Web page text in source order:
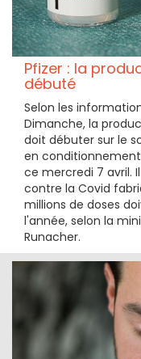
Pfizer : la
débuté
Selon les
Dimanche, la
doit débuter sur le
en
ce mercredi 7 avril.
contre la Covid
millions de doses
l'année, selon la
Runacher.